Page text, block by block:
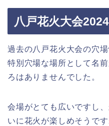
八戸花火大会
過去の八戸花火大会の穴
特別穴場な場所として名
ろはありませんでした。
会場がとても広いですし
いに花火が楽しめそうで